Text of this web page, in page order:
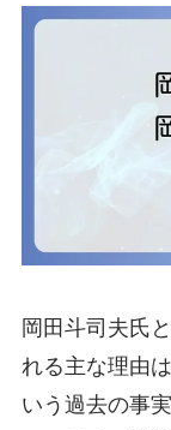
岡田斗司夫氏
れる主な理由
いう過去の事